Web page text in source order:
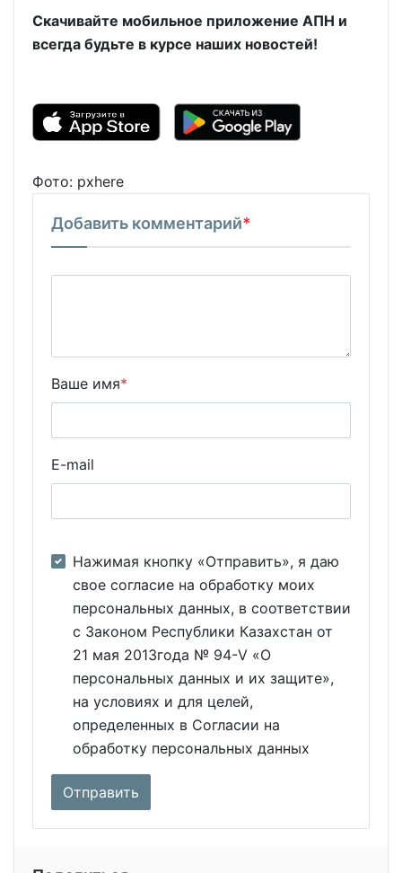
Скачивайте мобильное приложение АПН и
всегда будьте в курсе наших новостей!
Фото: pxhere
Добавить комментарий*
Ваше имя*
E-mail
Нажимая кнопку «Отправить», я даю
свое согласие на обработку моих
персональных данных, в соответствии
с Законом Республики Казахстан от
21 мая 2013года № 94-V «О
персональных данных и их защите»,
на условиях и для целей,
определенных в Согласии на
обработку персональных данных